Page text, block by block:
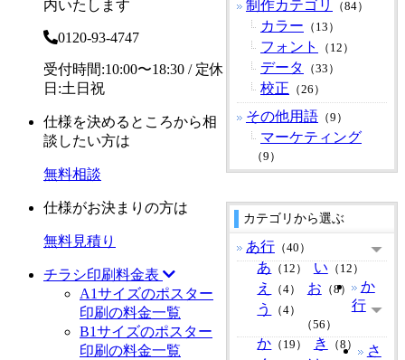
制作カテゴリ （84）
カラー （13）
フォント （12）
データ （33）
校正 （26）
その他用語 （9）
マーケティング
（9）
カテゴリから選ぶ
あ行 （40）
あ （12） い （12）
え （4） お （8）
う （4）
か
行
（56）
か （19） き （8）
さ
内いたします
0120-93-4747
受付時間:10:00〜18:30 / 定休
日:土日祝
仕様を決めるところから相
談したい方は
無料相談
仕様がお決まりの方は
無料見積り
チラシ印刷料金表
A1サイズのポスター
印刷の料金一覧
B1サイズのポスター
印刷の料金一覧